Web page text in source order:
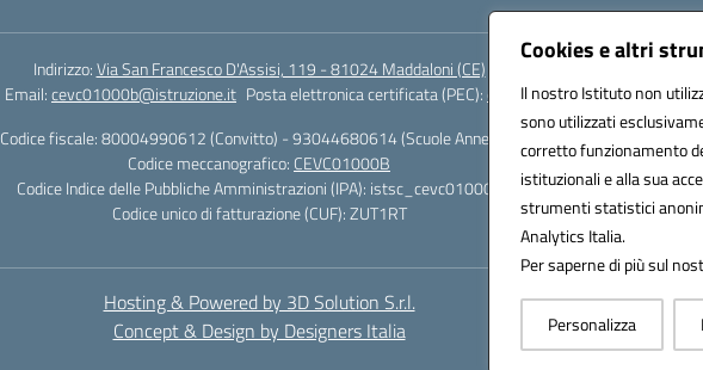
Cookies e altri
Il nostro Istituto non
sono utilizzati
corretto funzionamento
istituzionali e alla sua
strumenti statistici
Analytics Italia.
Per saperne di più sul
Personalizza
Indirizzo:Via San Francesco D'Assisi, 119 - 81024 Maddaloni (CE)
Email:cevc01000b@istruzione.it Posta elettronica certificata (PEC):cevc01000b@pec.istruzione.it
Codice fiscale: 80004990612 (Convitto) - 93044680614 (Scuole Annesse)
Codice meccanografico: CEVC01000B
Codice Indice delle Pubbliche Amministrazioni (IPA): istsc_cevc01000b
Codice unico di fatturazione (CUF): ZUT1RT
Hosting & Powered by 3D Solution S.r.l.
Concept & Design by Designers Italia